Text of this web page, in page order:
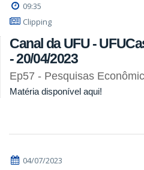
09:35
Clipping
Canal da UFU -
- 20/04/2023
Ep57 - Pesquisas
Matéria disponível aqui!
04/07/2023